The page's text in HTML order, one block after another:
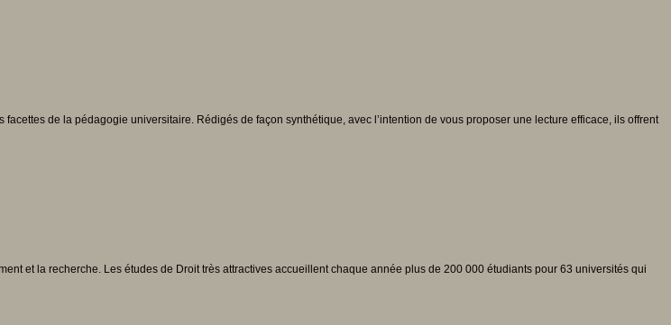
de la pédagogie universitaire. Rédigés de façon synthétique, avec l’intention de vous proposer une lecture efficace, ils offrent
et la recherche. Les études de Droit très attractives accueillent chaque année plus de 200 000 étudiants pour 63 universités qui